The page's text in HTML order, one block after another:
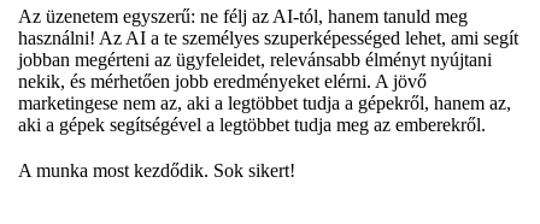
Az üzenetem egyszerű: ne félj az AI-tól, hanem tanuld meg
használni! Az AI a te személyes szuperképességed lehet, ami segít
jobban megérteni az ügyfeleidet, relevánsabb élményt nyújtani
nekik, és mérhetően jobb eredményeket elérni. A jövő
marketingese nem az, aki a legtöbbet tudja a gépekről, hanem az,
aki a gépek segítségével a legtöbbet tudja meg az emberekről.
A munka most kezdődik. Sok sikert!